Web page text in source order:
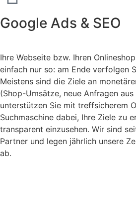
Google Ads & SEO
Ihre Webseite bzw. Ihren
einfach nur so: am Ende verfolgen
Meistens sind die Ziele an
(Shop-Umsätze, neue Anfragen
unterstützen Sie mit treffsicherem
Suchmaschine dabei, Ihre Ziele zu
transparent einzusehen. Wir sind
Partner und legen jährlich unsere
ab.